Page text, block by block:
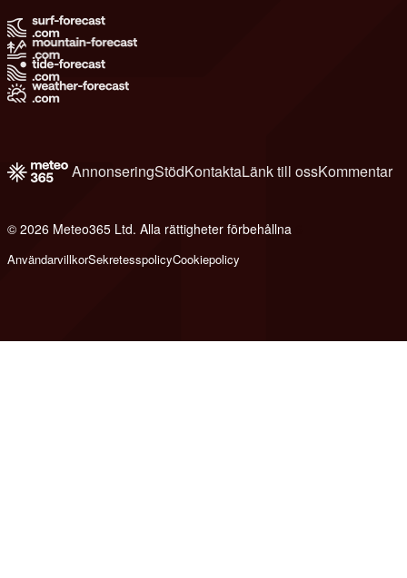
AnnonseringStödKontaktaLänk till ossKommentar
© 2026 Meteo365 Ltd. Alla rättigheter förbehållna
AnvändarvillkorSekretesspolicyCookiepolicy